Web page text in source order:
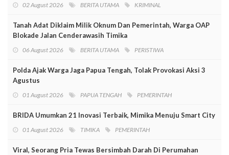
02 August 2026 BERITA UTAMA KRIMINAL
Tanah Adat Diklaim Milik Oknum Dan Pemerintah, Warga OAP
Blokade Jalan Cenderawasih Timika
06 August 2026 BERITA UTAMA PERISTIWA
Polda Ajak Warga Jaga Papua Tengah, Tolak Provokasi Aksi 3
Agustus
01 August 2026 PAPUA TENGAH PEMERINTAH
BRIDA Umumkan 21 Inovasi Terbaik, Mimika Menuju Smart City
01 August 2026 TIMIKA PEMERINTAH
Viral, Seorang Pria Tewas Bersimbah Darah Di Perumahan